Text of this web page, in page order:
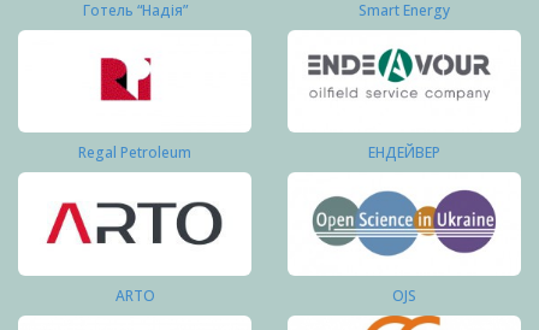
Готель “Надія” Smart Energy
Regal Petroleum ЕНДЕЙВЕР
ARTO OJS